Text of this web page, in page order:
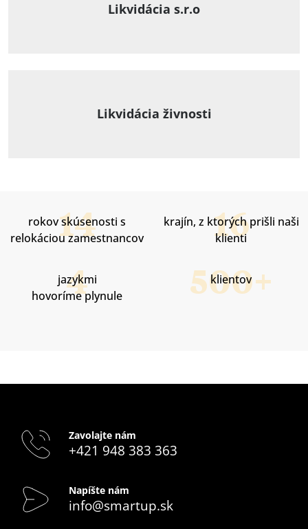
Likvidácia s.r.o
Likvidácia živnosti
rokov skúsenosti s
relokáciou zamestnancov
krajín, z ktorých prišli naši
klienti
jazykmi
hovoríme plynule
klientov
Zavolajte nám
+421 948 383 363
Napíšte nám
info@smartup.sk